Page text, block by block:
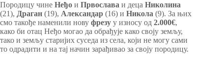
Породицу чине Неђо и Првослава и деца Николина
(21), Драган (19), Александар (16) и Никола (9). За њих
смо такође наменили нову фрезу у износу од 2.000€,
како би отац Неђо могао да обрађује како своју земљу,
тако и земљу старијих суседа из села, који не могу сами
то одрадити и на тај начин зарађивао за своју породицу.